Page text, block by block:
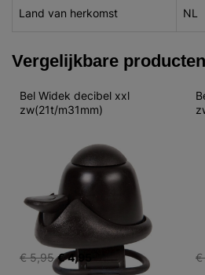
Land van herkomst NL
Vergelijkbare producten
Bel Widek decibel xxl
zw(21t/m31mm)
€ 5,95 € 4,95 €